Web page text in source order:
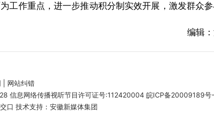
工作重点，进一步推动积分制实效开展，激发群众
编辑
网站纠错
信息网络传播视听节目许可证号:112420004 皖ICP备20009189号
口 技术支持：安徽新媒体集团